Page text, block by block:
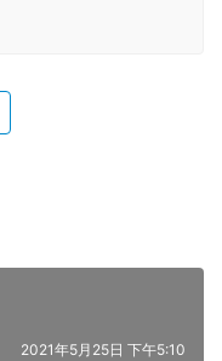
2021年5月25日 下午5:10